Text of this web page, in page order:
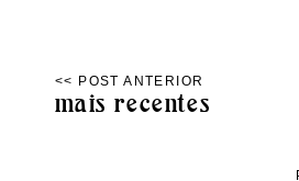
mais recentes